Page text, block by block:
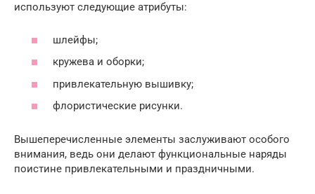
используют следующие атрибуты:
шлейфы;
кружева и оборки;
привлекательную вышивку;
флористические рисунки.
Вышеперечисленные элементы заслуживают особого
внимания, ведь они делают функциональные наряды
поистине привлекательными и праздничными.